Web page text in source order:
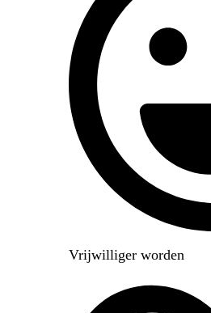
Vrijwilliger worden